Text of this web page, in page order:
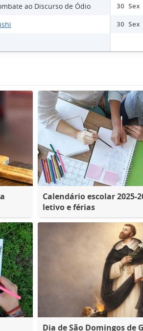
ao Discurso de Ódio 30 Sex
30 Sex
Calendário escolar 2025-
letivo e férias
Dia de São Domingos de